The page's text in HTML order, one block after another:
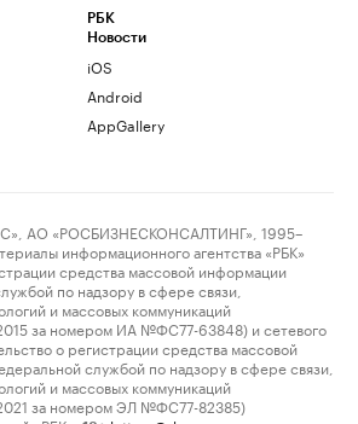
РБК
Новости
iOS
Android
AppGallery
АО «РОСБИЗНЕСКОНСАЛТИНГ», 1995–
информационного агентства «РБК»
средства массовой информации
по надзору в сфере связи,
и массовых коммуникаций
за номером ИА №ФС77-63848) и сетевого
о регистрации средства массовой
службой по надзору в сфере связи,
и массовых коммуникаций
за номером ЭЛ №ФС77-82385)